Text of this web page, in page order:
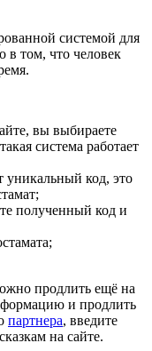
системой для
в том, что человек
вы выбираете
система работает
уникальный код, это
полученный код и
продлить ещё на
и продлить
партнера, введите
на сайте.